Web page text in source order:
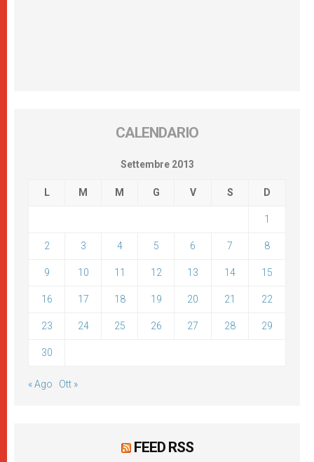
CALENDARIO
Settembre 2013
L M M G V S D
1
2 3 4 5 6 7 8
9 10 11 12 13 14 15
16 17 18 19 20 21 22
23 24 25 26 27 28 29
30
« Ago Ott »
FEED RSS